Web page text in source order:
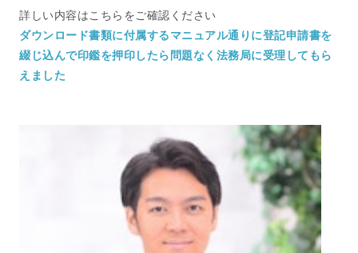
詳しい内容はこちらをご確認ください
ダウンロード書類に付属するマニュアル通りに登記申請書を
綴じ込んで印鑑を押印したら問題なく法務局に受理してもら
えました